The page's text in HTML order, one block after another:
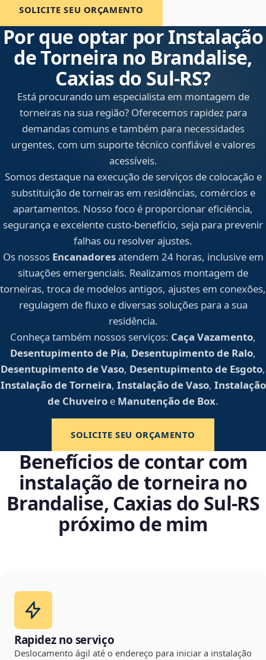
SOLICITE SEU ORÇAMENTO
Por que optar por Instalação
de Torneira no Brandalise,
Caxias do Sul‑RS?
Está procurando um especialista em montagem de
torneiras na sua região? Oferecemos rapidez para
demandas comuns e também para necessidades
urgentes, com um suporte técnico confiável e valores
acessíveis.
Somos destaque na execução de serviços de colocação e
substituição de torneiras em residências, comércios e
apartamentos. Nosso foco é proporcionar eficiência,
segurança e excelente custo-benefício, seja para prevenir
falhas ou resolver ajustes.
Os nossos Encanadoresatendem 24 horas, inclusive em
situações emergenciais. Realizamos montagem de
torneiras, troca de modelos antigos, ajustes em conexões,
regulagem de fluxo e diversas soluções para a sua
residência.
Conheça também nossos serviços: Caça Vazamento,
Desentupimento de Pia, Desentupimento de Ralo,
Desentupimento de Vaso, Desentupimento de Esgoto,
Instalação de Torneira, Instalação de Vaso, Instalação
de Chuveiro e Manutenção de Box.
SOLICITE SEU ORÇAMENTO
Benefícios de contar com
instalação de torneira no
Brandalise, Caxias do Sul‑RS
próximo de mim
Rapidez no serviço
Deslocamento ágil até o endereço para iniciar a instalação